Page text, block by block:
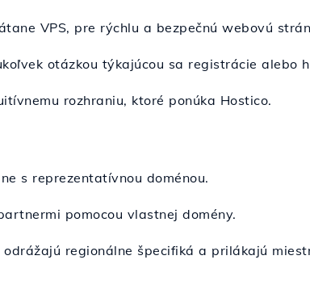
VPS, pre rýchlu a bezpečnú webovú
otázkou týkajúcou sa registrácie alebo
rozhraniu, ktoré ponúka Hostico.
s reprezentatívnou doménou.
pomocou vlastnej domény.
regionálne špecifiká a prilákajú